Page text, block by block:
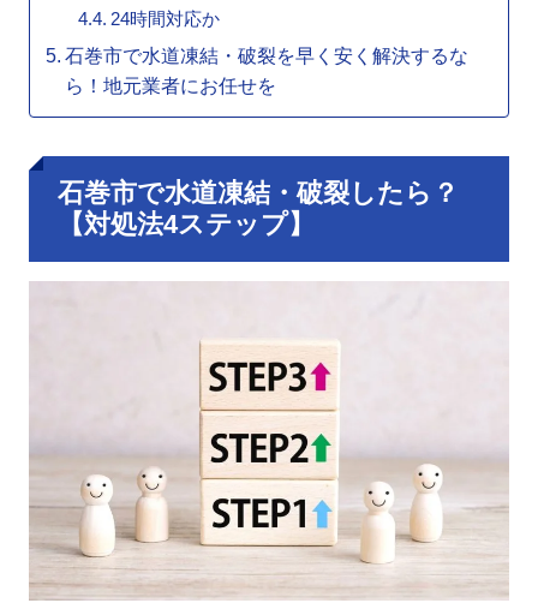
24時間対応か
石巻市で水道凍結・破裂を早く安く解決するな
ら！地元業者にお任せを
石巻市で水道凍結・破裂したら？
【対処法4ステップ】